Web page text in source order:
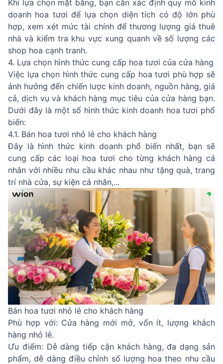
Khi lựa chọn mặt bằng, bạn cần xác định quy mô kinh
doanh hoa tươi để lựa chọn diện tích có độ lớn phù
hợp, xem xét mức tài chính để thương lượng giá thuê
nhà và kiểm tra khu vực xung quanh về số lượng các
shop hoa cạnh tranh.
4. Lựa chọn hình thức cung cấp hoa tươi của cửa hàng
Việc lựa chọn hình thức cung cấp hoa tươi phù hợp sẽ
ảnh hưởng đến chiến lược kinh doanh, nguồn hàng, giá
cả, dịch vụ và khách hàng mục tiêu của cửa hàng bạn.
Dưới đây là một số hình thức kinh doanh hoa tươi phổ
biến:
4.1. Bán hoa tươi nhỏ lẻ cho khách hàng
Đây là hình thức kinh doanh phổ biến nhất, bạn sẽ
cung cấp các loại hoa tươi cho từng khách hàng cá
nhân với nhiều nhu cầu khác nhau như tặng quà, trang
trí nhà cửa, sự kiện cá nhân,...
Bán hoa tươi nhỏ lẻ cho khách hàng
Phù hợp với: Cửa hàng mới mở, vốn ít, lượng khách
hàng nhỏ lẻ.
Ưu điểm: Dễ dàng tiếp cận khách hàng, đa dạng sản
phẩm, dễ dàng điều chỉnh số lượng hoa theo nhu cầu